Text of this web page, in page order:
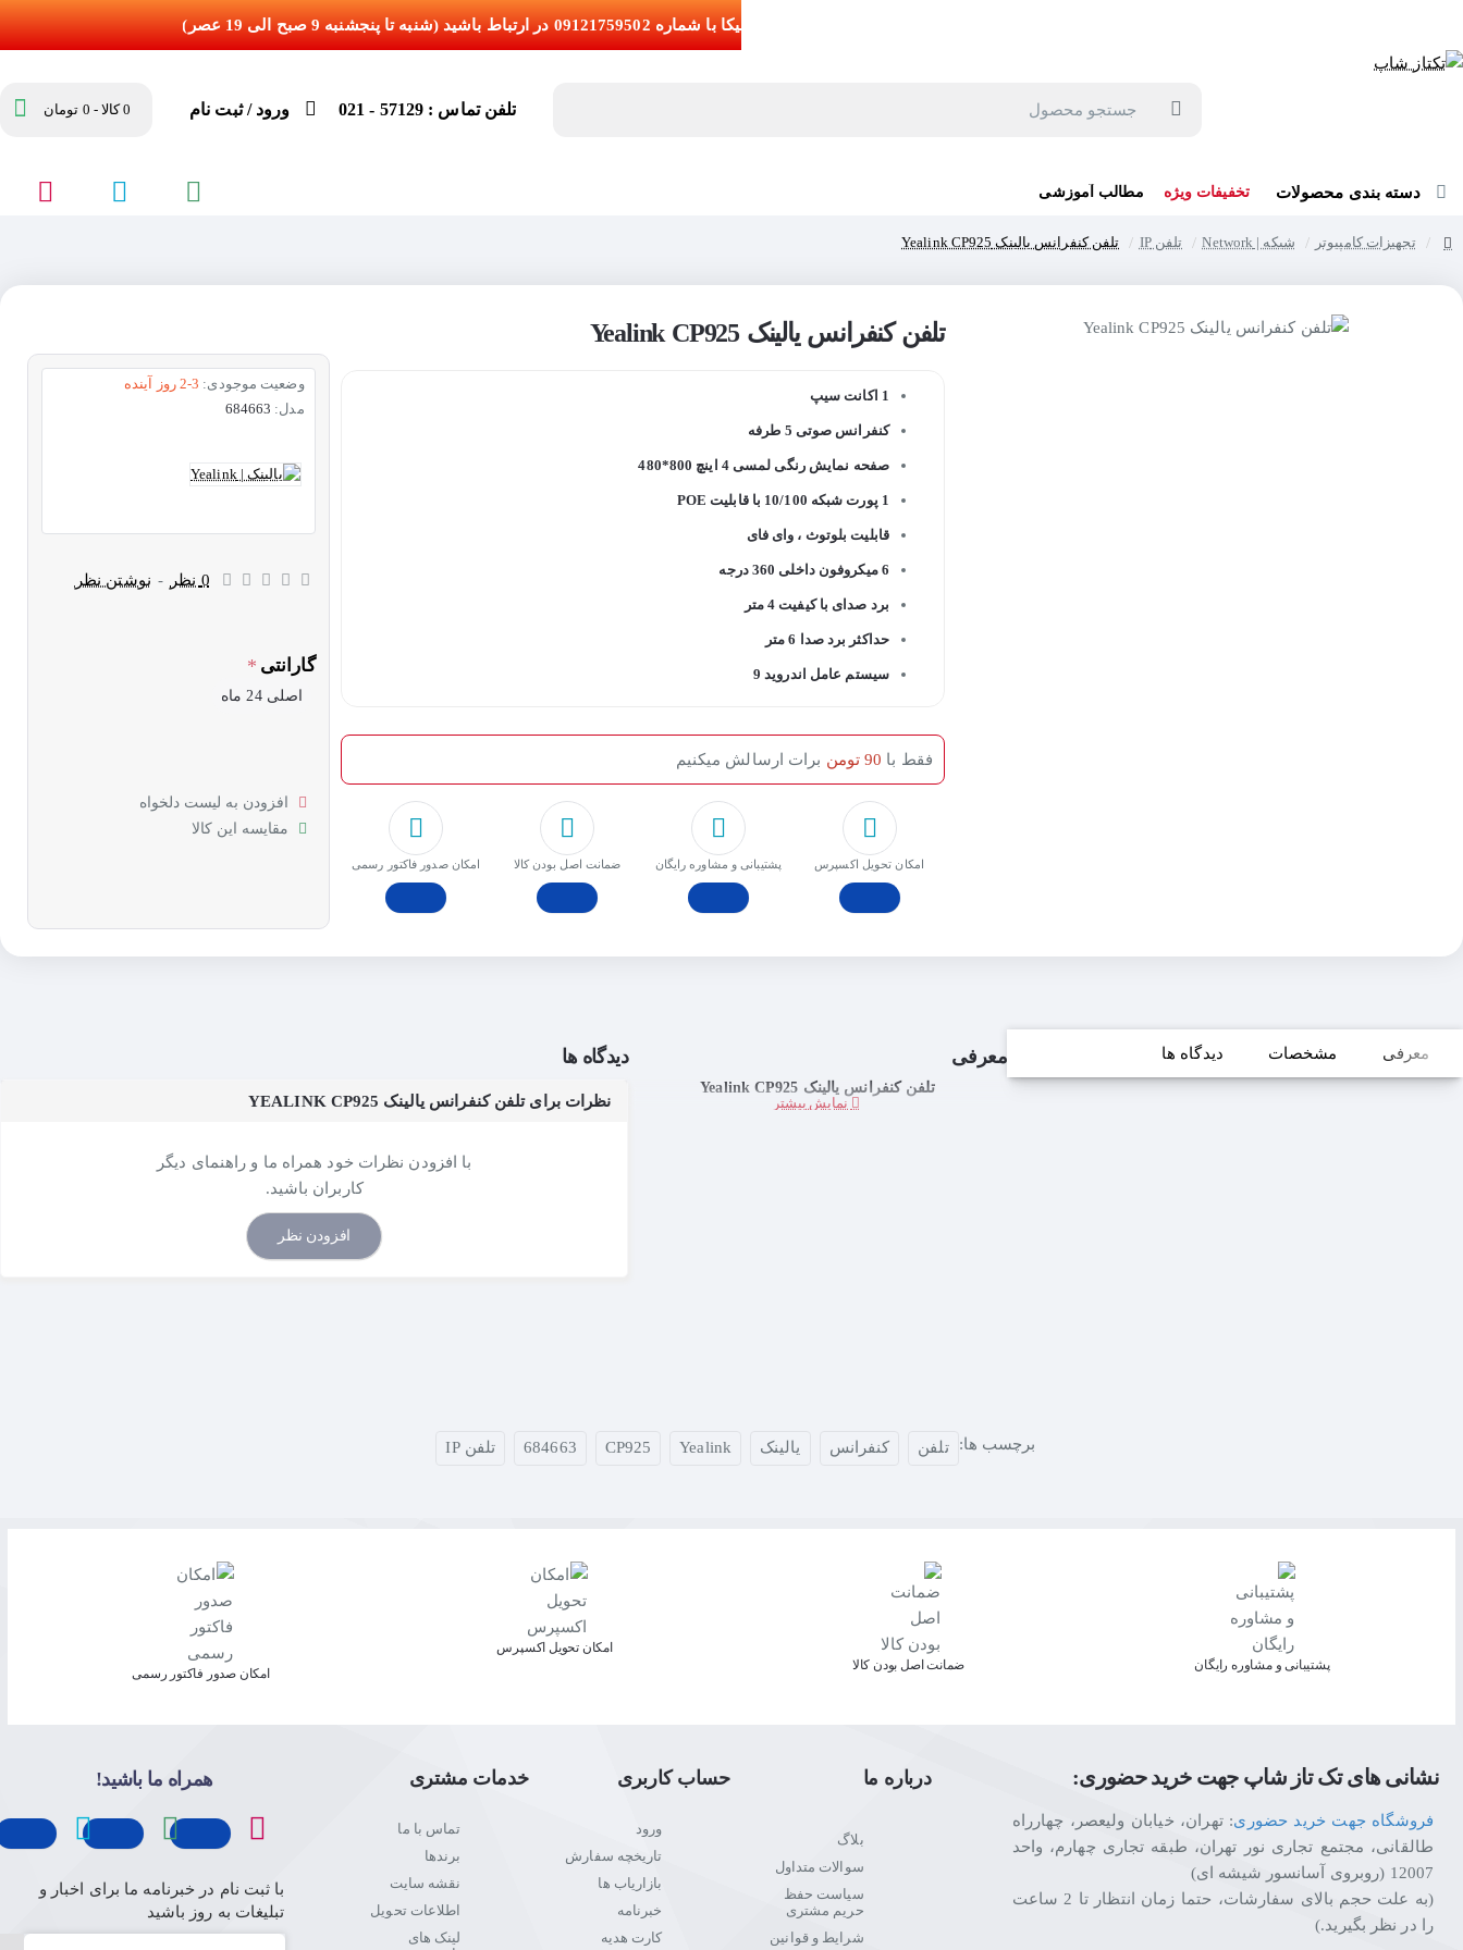
تلفن تماس : 57129 - 021 ورود / ثبت نام 0 کالا - 0 تومان
دسته بندی محصولات تخفیفات ویژه مطالب آموزشی
تجهیزات کامپیوتر شبکه | Network تلفن IP تلفن کنفرانس یالینک Yealink CP925
تلفن کنفرانس یالینک Yealink CP925
1 اکانت سیپ
کنفرانس صوتی 5 طرفه
صفحه نمایش رنگی لمسی 4 اینچ 800*480
1 پورت شبکه 10/100 با قابلیت POE
قابلیت بلوتوث ، وای فای
6 میکروفون داخلی 360 درجه
برد صدای با کیفیت 4 متر
حداکثر برد صدا 6 متر
سیستم عامل اندروید 9
امکان تحویل اکسپرس پشتیبانی و مشاوره رایگان ﺿﻤﺎﻧﺖ اﺻﻞ ﺑﻮدن ﮐﺎﻟﺎ امکان صدور فاکتور رسمی
فقط با 90 تومن برات ارسالش میکنیم
وضعیت موجودی: 2-3 روز آینده
مدل: 684663
0 نظر - نوشتن نظر
گارانتی
اصلی 24 ماه
افزودن به لیست دلخواه
مقایسه این کالا
معرفی مشخصات دیدگاه ها معرفی
تلفن کنفرانس یالینک Yealink CP925
دیدگاه ها
نظرات برای تلفن کنفرانس یالینک YEALINK CP925
با افزودن نظرات خود همراه ما و راهنمای دیگر
کاربران باشید.
افزودن نظر
برچسب ها: تلفن کنفرانس یالینک Yealink
CP925
684663 تلفن IP
پشتیبانی و مشاوره رایگان ﺿﻤﺎﻧﺖ اﺻﻞ ﺑﻮدن ﮐﺎﻟﺎ
اﻣﮑﺎن ﺗﺤﻮﯾﻞ اﮐﺴﭙﺮس
امکان صدور فاکتور رسمی
نشانی های تک تاز شاپ جهت خرید حضوری:
فروشگاه جهت خرید حضوری: تهران، خیابان ولیعصر، چهارراه
طالقانی، مجتمع تجاری نور تهران، طبقه تجاری چهارم، واحد
12007 (روبروی آسانسور شیشه ای)
(به علت حجم بالای سفارشات، حتما زمان انتظار تا 2 ساعت
را در نظر بگیرید.)
درباره ما
بلاگ
سوالات متداول
سیاست حفظ
حریم مشتری
شرایط و قوانین
حساب کاربری
ورود
تاریخچه سفارش
بازاریاب ها
خبرنامه
کارت هدیه
خدمات مشتری
تماس با ما
برندها
نقشه سایت
اطلاعات تحویل
لینک های
همراه ما باشید!
با ثبت نام در خبرنامه ما برای اخبار و
تبلیغات به روز باشید